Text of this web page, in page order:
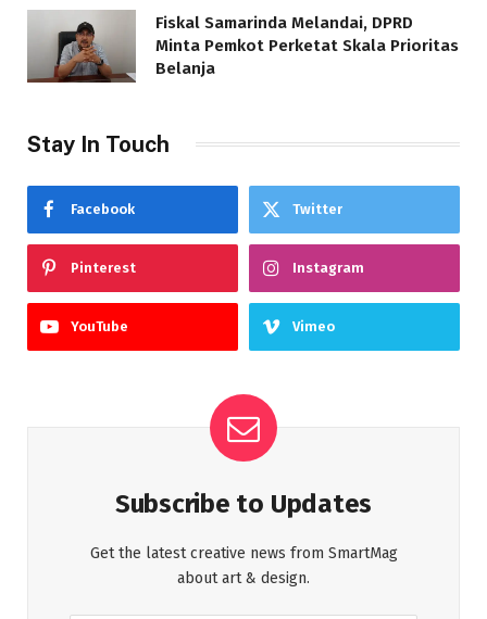
Fiskal Samarinda Melandai, DPRD
Minta Pemkot Perketat Skala Prioritas
Belanja
Stay In Touch
Facebook Twitter
Pinterest Instagram
YouTube Vimeo
Subscribe to Updates
Get the latest creative news from SmartMag
about art & design.